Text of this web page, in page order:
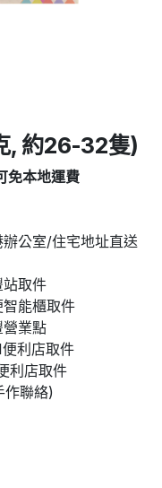
, 約26-32隻)
免本地運費
公室/住宅地址直送
取件
能櫃取件
業點
利店取件
利店取件
作聯絡)